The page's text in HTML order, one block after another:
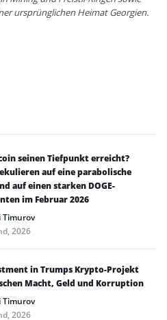
ursprünglichen Heimat Georgien.
seinen Tiefpunkt erreicht?
auf eine parabolische
auf einen starken DOGE-
im Februar 2026
Timurov
2026
in Trumps Krypto-Projekt
Macht, Geld und Korruption
Timurov
2026